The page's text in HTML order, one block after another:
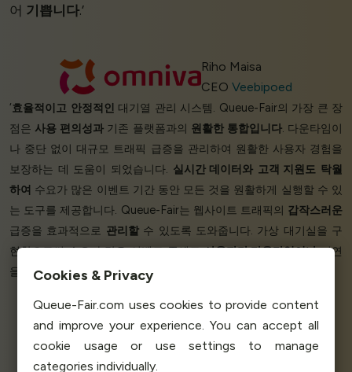
어 기쁩니다.’
Riho Maisa
CEO Veebipoed
‘효율적이고 안정적인 대기열 관리 시스템. Queue-Fair의 가장 큰 장
점은사용 편의성과기존 플랫폼과의 원활한 통합입니다. 다운타임이
나 중단 없이 대규모 트래픽 급증을 관리하여 원활한 사용자 경험을
보장하는 데 도움이 되었습니다. 실시간 데이터와 고객 지원도 탁월
하여 수요가 많은 이벤트 기간 동안 모든 것을 원활하게 실행할 수 있
는 도구를 제공합니다. Queue-Fair는 웹사이트 트래픽의 갑작스러운
급증을 효과적으로 관리할수 있도록 도와줍니다. 가상 대기실을 구
현함으로써 수요가 많은 이벤트 중에도사용자가 다운타임이나지연
을
경험하지않도록 보장할 수 있습니다.’
Elton M - CEO & Founder
Cookies & Privacy
Queue-Fair.com uses cookies to provide content
and improve your experience. You can accept all
cookie usage or use settings to manage
categories individually.